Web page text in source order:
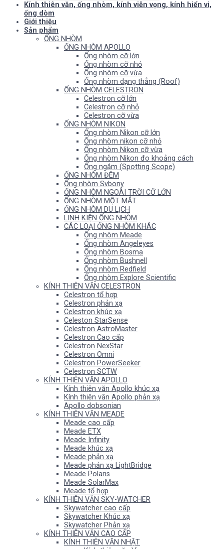
Kính thiên văn, ống nhòm, kính viễn vọng, kính hiển vi,
ống dòm
Giới thiệu
Sản phẩm
ỐNG NHÒM
ỐNG NHÒM APOLLO
Ống nhòm cỡ lớn
Ống nhòm cỡ nhỏ
Ống nhòm cỡ vừa
Ống nhòm dạng thẳng (Roof)
ỐNG NHÒM CELESTRON
Celestron cỡ lớn
Celestron cỡ nhỏ
Celestron cỡ vừa
ỐNG NHÒM NIKON
Ống nhòm Nikon cỡ lớn
Ống nhòm nikon cỡ nhỏ
Ống nhòm Nikon cỡ vừa
Ống nhòm Nikon đo khoảng cách
Ống ngắm (Spotting Scope)
ỐNG NHÒM ĐÊM
Ống nhòm Svbony
ỐNG NHÒM NGOÀI TRỜI CỠ LỚN
ỐNG NHÒM MỘT MẮT
ỐNG NHÒM DU LỊCH
LINH KIỆN ỐNG NHÒM
CÁC LOẠI ỐNG NHÒM KHÁC
Ống nhòm Meade
Ống nhòm Angeleyes
Ống nhòm Bosma
Ống nhòm Bushnell
Ống nhòm Redfield
Ống nhòm Explore Scientific
KÍNH THIÊN VĂN CELESTRON
Celestron tổ hợp
Celestron phản xạ
Celestron khúc xạ
Celeston StarSense
Celestron AstroMaster
Celestron Cao cấp
Celestron NexStar
Celestron Omni
Celestron PowerSeeker
Celestron SCTW
KÍNH THIÊN VĂN APOLLO
Kính thiên văn Apollo khúc xạ
Kính thiên văn Apollo phản xạ
Apollo dobsonian
KÍNH THIÊN VĂN MEADE
Meade cao cấp
Meade ETX
Meade Infinity
Meade khúc xạ
Meade phản xạ
Meade phản xạ LightBridge
Meade Polaris
Meade SolarMax
Meade tổ hợp
KÍNH THIÊN VĂN SKY-WATCHER
Skywatcher cao cấp
Skywatcher Khúc xạ
Skywatcher Phản xạ
KÍNH THIÊN VĂN CAO CẤP
KÍNH THIÊN VĂN NHẬT